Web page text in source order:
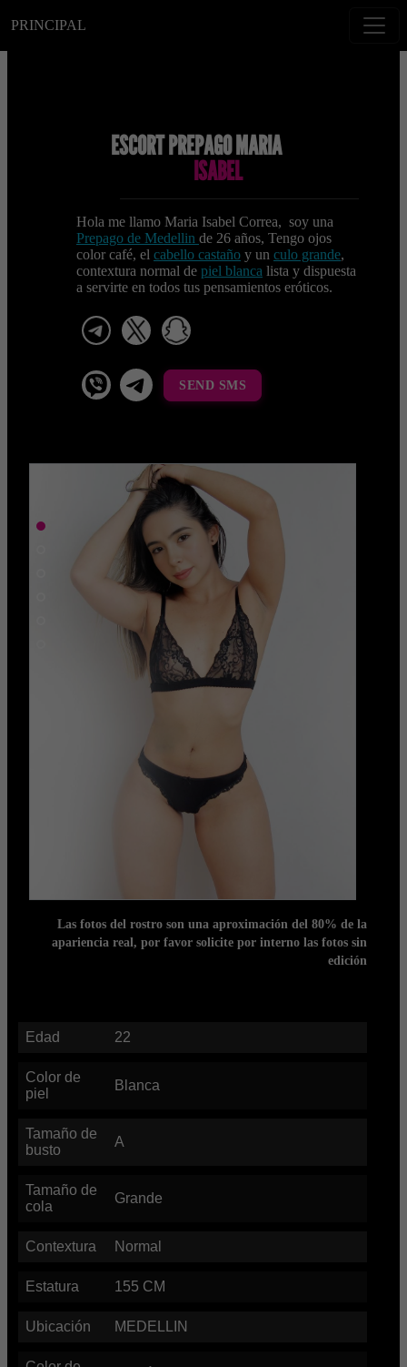
PRINCIPAL
ESCORT PREPAGO MARIA
ISABEL
Hola me llamo Maria Isabel Correa, soy una
Prepago de Medellin de 26 años, Tengo ojos
color café, el cabello castaño y un culo grande,
contextura normal de piel blanca lista y dispuesta
a servirte en todos tus pensamientos eróticos.
telegram
viber Telegram La Celestina
SEND SMS
Las fotos del rostro son una aproximación del 80% de la
apariencia real, por favor solicite por interno las fotos sin
edición
Edad 22
Color de
piel
Blanca
Tamaño de
busto
A
Tamaño de
cola
Grande
Contextura Normal
Estatura 155 CM
Ubicación MEDELLIN